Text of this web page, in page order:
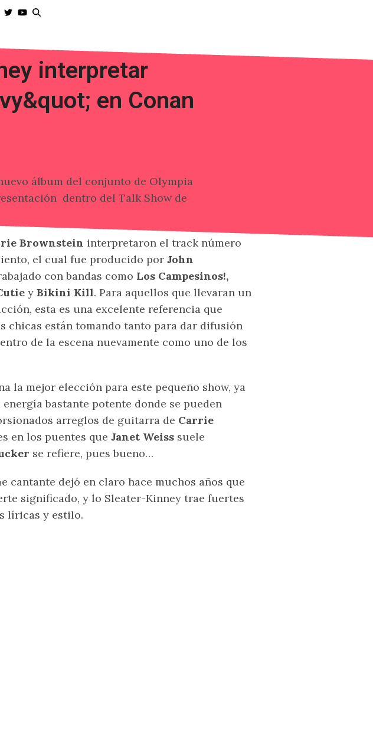
interpretar
en Conan
álbum del conjunto de Olympia
dentro del Talk Show de
Brownstein interpretaron el track número
el cual fue producido por John
con bandas como Los Campesinos!,
y Bikini Kill. Para aquellos que llevaran un
esta es una excelente referencia que
chicas están tomando tanto para dar difusión
de la escena nuevamente como uno de los
la mejor elección para este pequeño show, ya
bastante potente donde se pueden
arreglos de guitarra de Carrie
en los puentes que Janet Weiss suele
se refiere, pues bueno…
cantante dejó en claro hace muchos años que
significado, y lo Sleater-Kinney trae fuertes
líricas y estilo.